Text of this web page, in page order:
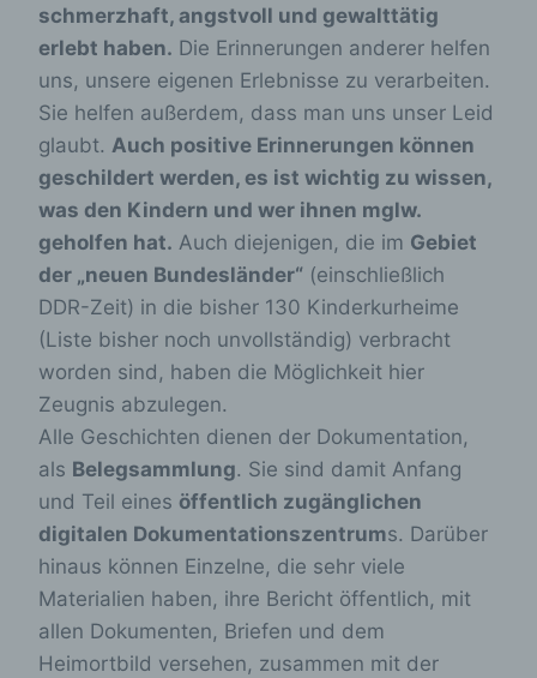
schmerzhaft, angstvoll und gewalttätig
erlebt haben. Die Erinnerungen anderer helfen
uns, unsere eigenen Erlebnisse zu verarbeiten.
Sie helfen außerdem, dass man uns unser Leid
glaubt. Auch positive Erinnerungen können
geschildert werden, es ist wichtig zu wissen,
was den Kindern und wer ihnen mglw.
geholfen hat. Auch diejenigen, die im Gebiet
der „neuen Bundesländer“ (einschließlich
DDR-Zeit) in die bisher 130 Kinderkurheime
(Liste bisher noch unvollständig) verbracht
worden sind, haben die Möglichkeit hier
Zeugnis abzulegen.
Alle Geschichten dienen der Dokumentation,
als Belegsammlung. Sie sind damit Anfang
und Teil eines öffentlich zugänglichen
digitalen Dokumentationszentrums. Darüber
hinaus können Einzelne, die sehr viele
Materialien haben, ihre Bericht öffentlich, mit
allen Dokumenten, Briefen und dem
Heimortbild versehen, zusammen mit der